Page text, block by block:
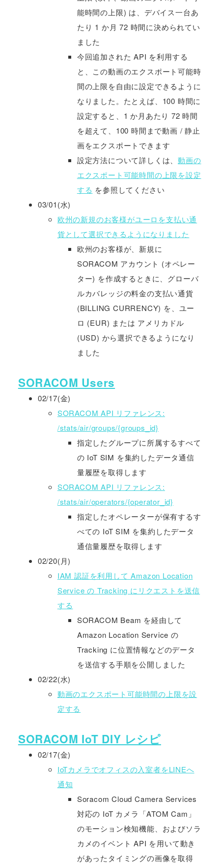
能時間の上限) は、デバイス一台あ
たり 1 か月 72 時間に決められてい
ました
今回追加された API を利用する
と、この動画のエクスポート可能時
間の上限を自由に設定できるように
なりました。たとえば、100 時間に
設定すると、1 か月あたり 72 時間
を超えて、100 時間まで動画 / 静止
画をエクスポートできます
設定方法について詳しくは、動画の
エクスポート可能時間の上限を設定
する を参照してください
03/01(水)
欧州の新規のお客様がユーロを支払い通
貨として選択できるようになりました
欧州のお客様が、新規に
SORACOM アカウント (オペレー
ター) を作成するときに、グローバ
ルカバレッジの料金の支払い通貨
(BILLING CURRENCY) を、ユー
ロ (EUR) または アメリカドル
(USD) から選択できるようになり
ました
SORACOM Users
02/17(金)
SORACOM API リファレンス:
/stats/air/groups/{groups_id}
指定したグループに所属するすべて
の IoT SIM を集約したデータ通信
量履歴を取得します
SORACOM API リファレンス:
/stats/air/operators/{operator_id}
指定したオペレーターが保有するす
べての IoT SIM を集約したデータ
通信量履歴を取得します
02/20(月)
IAM 認証を利用して Amazon Location
Service の Tracking にリクエストを送信
する
SORACOM Beam を経由して
Amazon Location Service の
Tracking に位置情報などのデータ
を送信する手順を公開しました
02/22(水)
動画のエクスポート可能時間の上限を設
定する
SORACOM IoT DIY レシピ
02/17(金)
IoTカメラでオフィスの入室者をLINEへ
通知
Soracom Cloud Camera Services
対応の IoT カメラ「ATOM Cam」
のモーション検知機能、およびソラ
カメのイベント API を用いて動き
があったタイミングの画像を取得